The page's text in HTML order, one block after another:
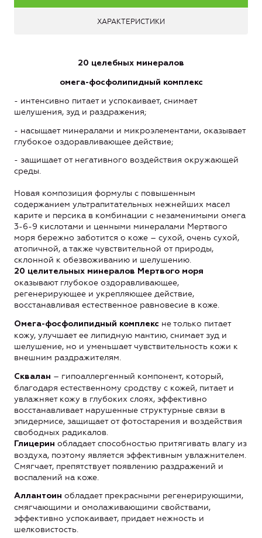
ХАРАКТЕРИСТИКИ
20 целебных минералов
омега-фосфолипидный комплекс
- интенсивно питает и успокаивает, снимает
шелушения, зуд и раздражения;
- насыщает минералами и микроэлементами, оказывает
глубокое оздоравливающее действие;
- защищает от негативного воздействия окружающей
среды.
Новая композиция формулы с повышенным
содержанием ультрапитательных нежнейших масел
карите и персика в комбинации с незаменимыми омега
3-6-9 кислотами и ценными минералами Мертвого
моря бережно заботится о коже – сухой, очень сухой,
атопичной, а также чувствительной от природы,
склонной к обезвоживанию и шелушению.
20 целительных минералов Мертвого моря
оказывают глубокое оздоравливающее,
регенерирующее и укрепляющее действие,
восстанавливая естественное равновесие в коже.
Омега-фосфолипидный комплекс не только питает
кожу, улучшает ее липидную мантию, снимает зуд и
шелушение, но и уменьшает чувствительность кожи к
внешним раздражителям.
Сквалан – гипоаллергенный компонент, который,
благодаря естественному сродству с кожей, питает и
увлажняет кожу в глубоких слоях, эффективно
восстанавливает нарушенные структурные связи в
эпидермисе, защищает от фотостарения и воздействия
свободных радикалов.
Глицерин обладает способностью притягивать влагу из
воздуха, поэтому является эффективным увлажнителем.
Смягчает, препятствует появлению раздражений и
воспалений на коже.
Аллантоин обладает прекрасными регенерирующими,
смягчающими и омолаживающими свойствами,
эффективно успокаивает, придает нежность и
шелковистость.